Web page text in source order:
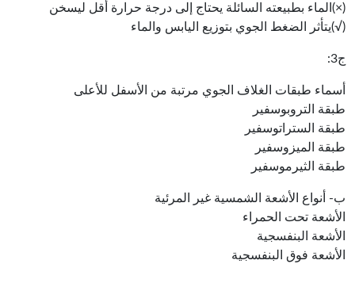
(×)الماء بطبيعته السائلة يحتاج إلى درجة حرارة أقل ليسخن
(√)يتأثر الضغط الجوي بتوزيع اليابس والماء
ج3:
أسماء طبقات الغلاف الجوي مرتبة من الأسفل للأعلى
طبقة التروبوسفير
طبقة الستراتوسفير
طبقة الميزوسفير
طبقة الثيرموسفير
ب- أنواع الأشعة الشمسية غير المرئية
الأشعة تحت الحمراء
الأشعة البنفسجية
الأشعة فوق البنفسجية